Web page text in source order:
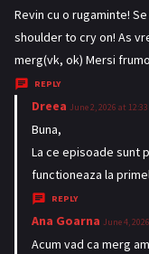
a
y
s
Revin cu o rugaminte!
shoulder to cry on! As
merg(vk, ok) Mersi
REPLY
Dreea s
y
s
:
June 2, 2026 at
Buna,
La ce episoade sunt
functioneaza la
REPLY
Ana Goarna s
a
June 4,
Acum vad ca merg